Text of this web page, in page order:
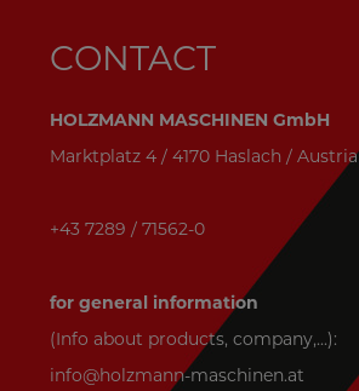
CONTACT
HOLZMANN MASCHINEN GmbH
Marktplatz 4 / 4170 Haslach / Austria
+43 7289 / 71562-0
for general information
(Info about products, company,...):
info@holzmann-maschinen.at